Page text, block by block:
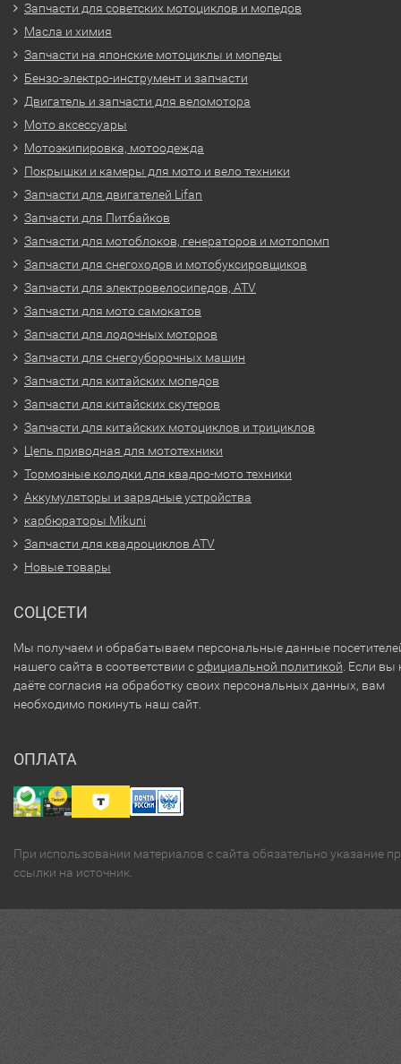
Запчасти для советских мотоциклов и мопедов
Масла и химия
Запчасти на японские мотоциклы и мопеды
Бензо-электро-инструмент и запчасти
Двигатель и запчасти для веломотора
Мото аксессуары
Мотоэкипировка, мотоодежда
Покрышки и камеры для мото и вело техники
Запчасти для двигателей Lifan
Запчасти для Питбайков
Запчасти для мотоблоков, генераторов и мотопомп
Запчасти для снегоходов и мотобуксировщиков
Запчасти для электровелосипедов, ATV
Запчасти для мото самокатов
Запчасти для лодочных моторов
Запчасти для снегоуборочных машин
Запчасти для китайских мопедов
Запчасти для китайских скутеров
Запчасти для китайских мотоциклов и трициклов
Цепь приводная для мототехники
Тормозные колодки для квадро-мото техники
Аккумуляторы и зарядные устройства
карбюраторы Mikuni
Запчасти для квадроциклов ATV
Новые товары
СОЦСЕТИ
Мы получаем и обрабатываем персональные данные
нашего сайта в соответствии софициальной политикой . Если вы
даёте согласия на обработку своих персональных данных, вам
необходимо покинуть наш сайт.
ОПЛАТА
При использовании материалов с сайта обязательно указание
ссылки на источник.